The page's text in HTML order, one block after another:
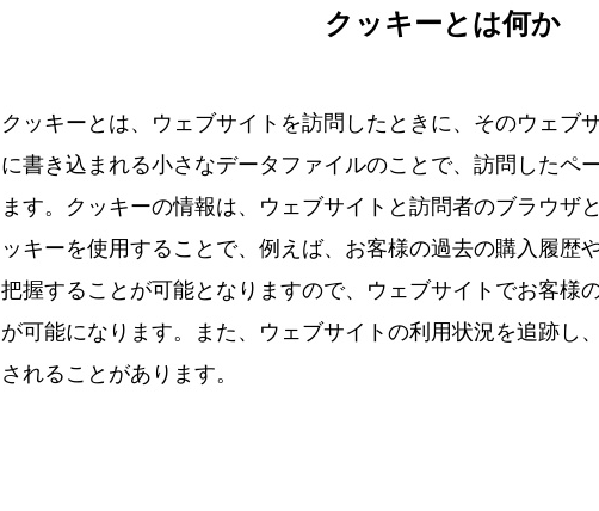
クッキーとは何か
クッキーとは、ウェブサイトを訪問したときに、そのウェブ
に書き込まれる小さなデータファイルのことで、訪問したペ
ます。クッキーの情報は、ウェブサイトと訪問者のブラウザ
ッキーを使用することで、例えば、お客様の過去の購入履歴
把握することが可能となりますので、ウェブサイトでお客様
が可能になります。また、ウェブサイトの利用状況を追跡し
されることがあります。